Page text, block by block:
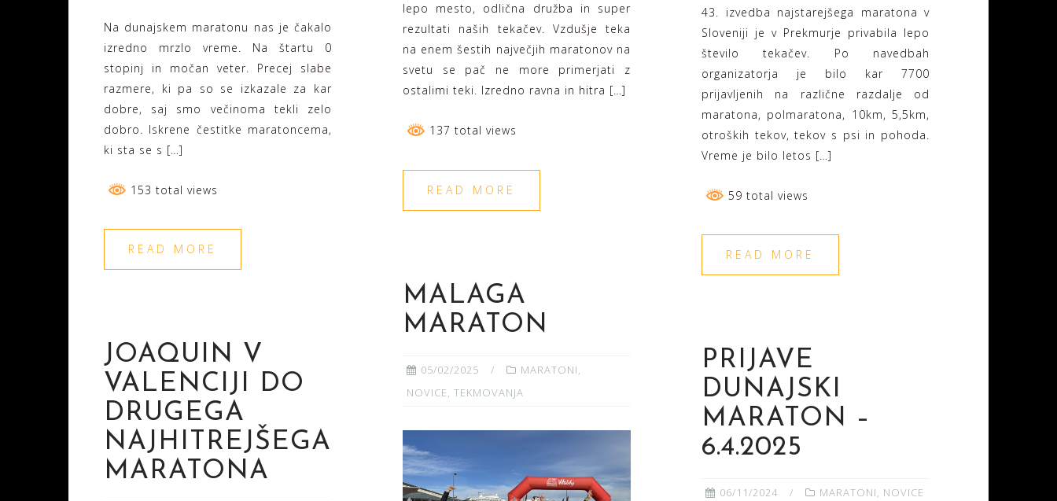
43. izvedba najstarejšega maratona v
Sloveniji je v Prekmurje privabila lepo
število tekačev. Po navedbah
organizatorja je bilo kar 7700
prijavljenih na različne razdalje od
maratona, polmaratona, 10km, 5,5km,
otroških tekov, tekov s psi in pohoda.
Vreme je bilo letos […]
59 total views
READ MORE
Na dunajskem maratonu nas je čakalo
izredno mrzlo vreme. Na štartu 0
stopinj in močan veter. Precej slabe
razmere, ki pa so se izkazale za kar
dobre, saj smo večinoma tekli zelo
dobro. Iskrene čestitke maratoncema,
ki sta se s […]
153 total views
READ MORE
lepo mesto, odlična družba in super
rezultati naših tekačev. Vzdušje teka
na enem šestih največjih maratonov na
svetu se pač ne more primerjati z
ostalimi teki. Izredno ravna in hitra […]
137 total views
READ MORE
MALAGA
MARATON
05/02/2025 MARATONI
NOVICE TEKMOVANJA
JOAQUIN V
VALENCIJI DO
DRUGEGA
NAJHITREJŠEGA
MARATONA
PRIJAVE
DUNAJSKI
MARATON –
6.4.2025
06/11/2024 MARATONI, NOVICE